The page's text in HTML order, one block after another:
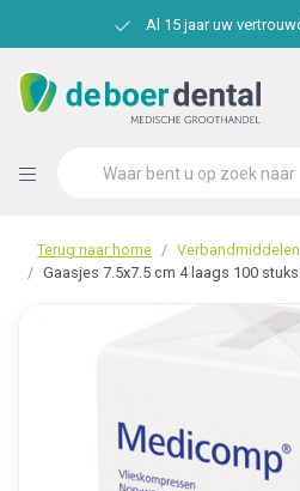
Al 15 jaar uw
Terug naar home Verbandmiddelen
Gaasjes 7.5x7.5 cm 4 laags 100